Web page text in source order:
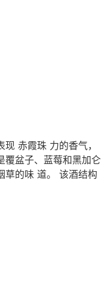
⾚霞珠 ⼒的⾹⽓，
覆盆⼦、蓝莓和⿊加仑
草的味 道。 该酒结构